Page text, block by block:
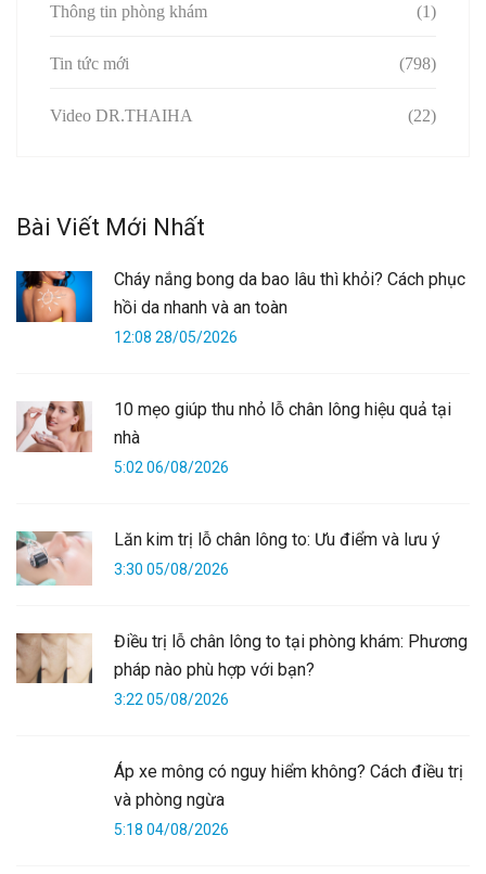
Thông tin phòng khám (1)
Tin tức mới (798)
Video DR.THAIHA (22)
Bài Viết Mới Nhất
Cháy nắng bong da bao lâu thì khỏi? Cách phục
hồi da nhanh và an toàn
12:08 28/05/2026
10 mẹo giúp thu nhỏ lỗ chân lông hiệu quả tại
nhà
5:02 06/08/2026
Lăn kim trị lỗ chân lông to: Ưu điểm và lưu ý
3:30 05/08/2026
Điều trị lỗ chân lông to tại phòng khám: Phương
pháp nào phù hợp với bạn?
3:22 05/08/2026
Áp xe mông có nguy hiểm không? Cách điều trị
và phòng ngừa
5:18 04/08/2026